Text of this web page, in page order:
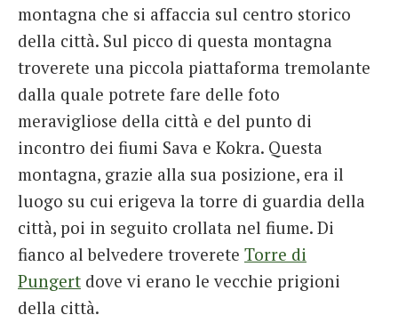
montagna che si affaccia sul centro storico
della città. Sul picco di questa montagna
troverete una piccola piattaforma tremolante
dalla quale potrete fare delle foto
meravigliose della città e del punto di
incontro dei fiumi Sava e Kokra. Questa
montagna, grazie alla sua posizione, era il
luogo su cui erigeva la torre di guardia della
città, poi in seguito crollata nel fiume. Di
fianco al belvedere troverete Torre di
Pungert dove vi erano le vecchie prigioni
della città.